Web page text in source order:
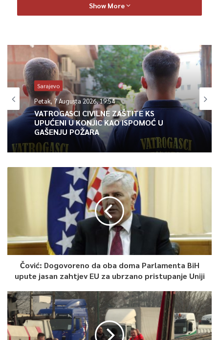
0
Article Rating
Show More
Sarajevo
Petak, 7 Augusta 2026, 19:54
VATROGASCI CIVILNE ZAŠTITE KS
UPUĆENI U KONJIC KAO ISPOMOĆ U
GAŠENJU POŽARA
Čović: Dogovoreno da oba doma Parlamenta BiH
upute jasan zahtjev EU za ubrzano pristupanje Uniji